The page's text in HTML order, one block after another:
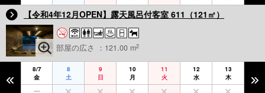
【令和4年12月OPEN】露天風呂付客室 611（121㎡）
部屋の広さ ：121.00 m2
8/7
金
8
土
9
日
10
月
11
火
12
水
13
木